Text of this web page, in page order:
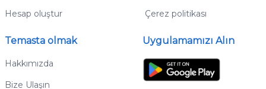
Hesap oluştur
Çerez politikası
Temasta olmak
Hakkımızda
Bize Ulaşın
Uygulamamızı Alın